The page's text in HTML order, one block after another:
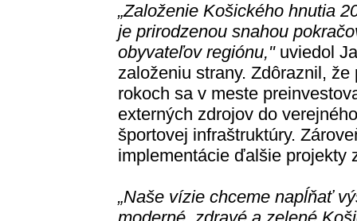
„Založenie Košického hnutia
je prirodzenou snahou
obyvateľov regiónu,"uviedol
založeniu strany. Zdôraznil,
rokoch sa v meste
externých zdrojov do
športovej infraštruktúry.
implementácie ďalšie projekty
„Naše vízie chceme napĺňať